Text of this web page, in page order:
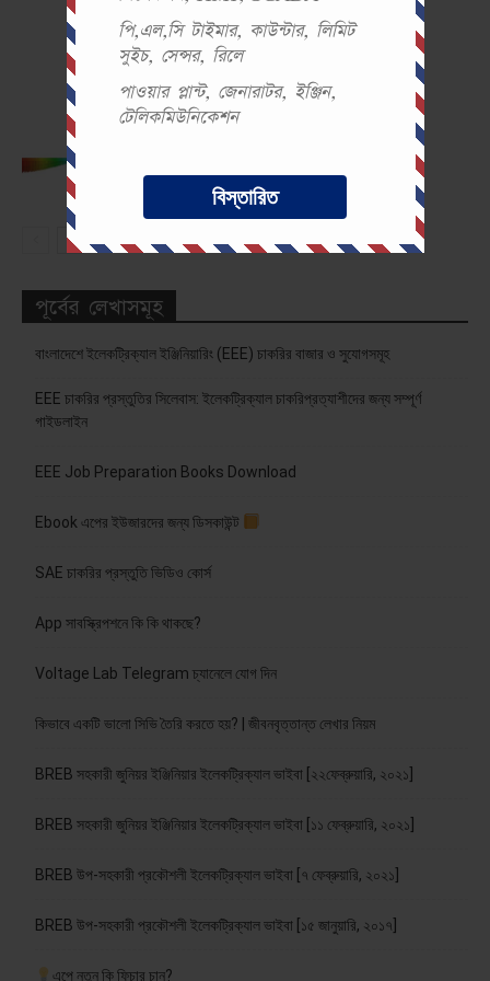
পি,এল,সি টাইমার, কাউন্টার, লিমিট
সুইচ, সেন্সর, রিলে
পাওয়ার প্লান্ট, জেনারাটর, ইঞ্জিন,
টেলিকমিউনিকেশন
বিস্তারিত
সিম ক্লোনিং কি? কিভাবে কাজ করে?
পূর্বের লেখাসমূহ
বাংলাদেশে ইলেকট্রিক্যাল ইঞ্জিনিয়ারিং (EEE) চাকরির বাজার ও সুযোগসমূহ
EEE চাকরির প্রস্তুতির সিলেবাস: ইলেকট্রিক্যাল চাকরিপ্রত্যাশীদের জন্য সম্পূর্ণ
গাইডলাইন
EEE Job Preparation Books Download
Ebook এপের ইউজারদের জন্য ডিসকাউন্ট
SAE চাকরির প্রস্তুতি ভিডিও কোর্স
App সাবস্ক্রিপশনে কি কি থাকছে?
Voltage Lab Telegram চ্যানেলে যোগ দিন
কিভাবে একটি ভালো সিভি তৈরি করতে হয়? | জীবনবৃত্তান্ত লেখার নিয়ম
BREB সহকারী জুনিয়র ইঞ্জিনিয়ার ইলেকট্রিক্যাল ভাইবা [২২ফেব্রুয়ারি, ২০২১]
BREB সহকারী জুনিয়র ইঞ্জিনিয়ার ইলেকট্রিক্যাল ভাইবা [১১ ফেব্রুয়ারি, ২০২১]
BREB উপ-সহকারী প্রকৌশলী ইলেকট্রিক্যাল ভাইবা [৭ ফেব্রুয়ারি, ২০২১]
BREB উপ-সহকারী প্রকৌশলী ইলেকট্রিক্যাল ভাইবা [১৫ জানুয়ারি, ২০১৭]
এপে নতুন কি ফিচার চান?